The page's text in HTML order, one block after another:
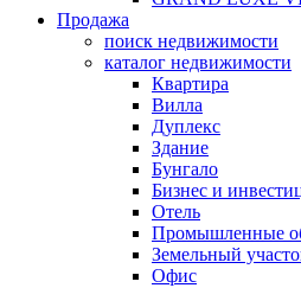
Продажа
поиск недвижимости
каталог недвижимости
Квартира
Вилла
Дуплекс
Здание
Бунгало
Бизнес и
Отель
Промышленные
Земельный
Офис